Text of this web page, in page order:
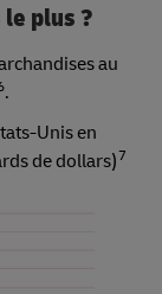
plus ?
au
.
Unis en
de dollars)7